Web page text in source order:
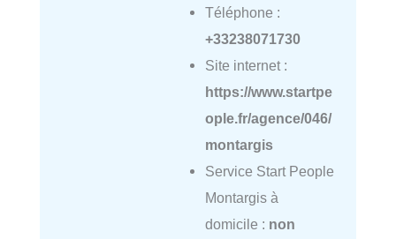
Téléphone :
+33238071730
Site internet :
https://www.startpe
ople.fr/agence/046/
montargis
Service Start People
Montargis à
domicile : non